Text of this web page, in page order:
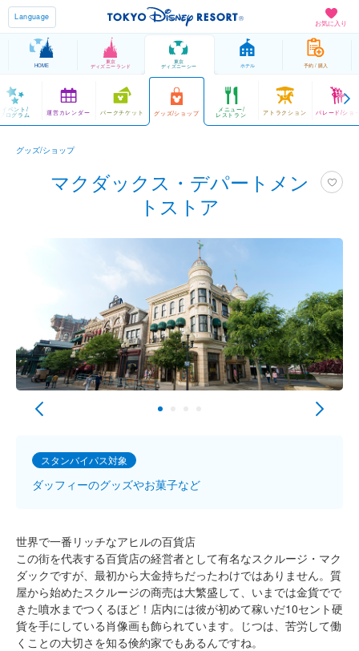
お気に入り
Language
HOME
東京
ディズニーランド
東京
ディズニーシー ホテル 予約 / 購入
イベント/
ログラム 運営カレンダー パークチケット グッズ/ショップ メニュー/
レストラン アトラクション パレード/ショ
グッズ/ショップ
マクダックス・デパートメン
トストア
スタンバイパス対象
ダッフィーのグッズやお菓子など
世界で一番リッチなアヒルの百貨店
この街を代表する百貨店の経営者として有名なスクルージ・マク
ダックですが、最初から大金持ちだったわけではありません。質
屋から始めたスクルージの商売は大繁盛して、いまでは金貨でで
きた噴水までつくるほど！店内には彼が初めて稼いだ10セント硬
貨を手にしている肖像画も飾られています。じつは、苦労して働
くことの大切さを知る倹約家でもあるんですね。